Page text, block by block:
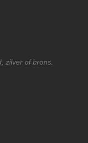
zilver of brons.